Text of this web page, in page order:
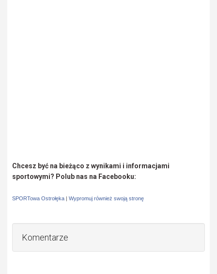
Chcesz być na bieżąco z wynikami i informacjami
sportowymi? Polub nas na Facebooku:
SPORTowa Ostrołęka | Wypromuj również swoją stronę
Komentarze